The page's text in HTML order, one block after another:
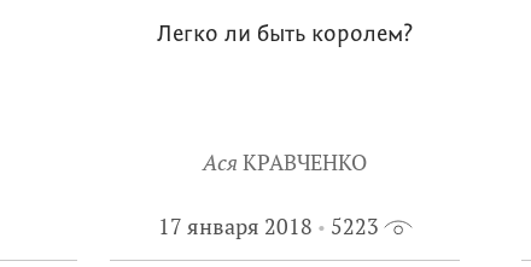
Легко ли быть королем?
Ася КРАВЧЕНКО
17 января 2018 5223